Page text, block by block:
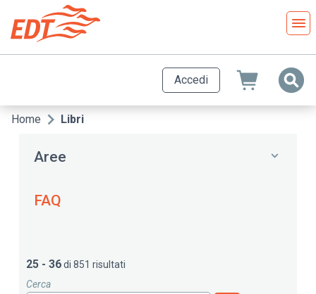
contenuto
principale
Accedi
Briciole
pane
Home Libri
Aree
FAQ
25 - 36di 851 risultati
Cerca